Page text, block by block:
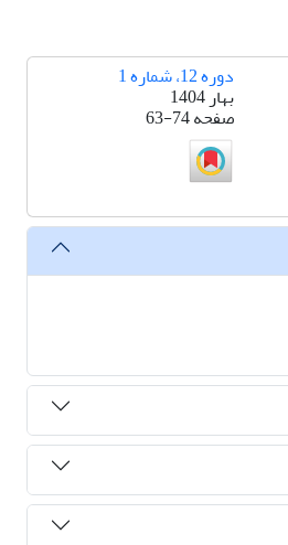
دوره 12، شماره 1
بهار 1404
صفحه63-74